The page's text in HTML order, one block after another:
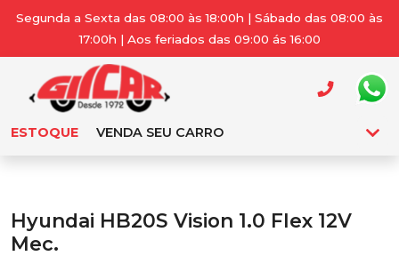
Segunda a Sexta das 08:00 às 18:00h | Sábado das 08:00 às
17:00h | Aos feriados das 09:00 ás 16:00
ESTOQUE VENDA SEU CARRO
Hyundai HB20S Vision 1.0 Flex 12V
Mec.